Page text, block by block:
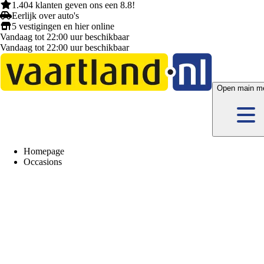
1.404 klanten geven ons een 8.8!
Eerlijk over auto's
5 vestigingen en hieronline
Vandaag tot 22:00 uur beschikbaar
Vandaag tot 22:00 uur beschikbaar
Open main
Homepage
Occasions